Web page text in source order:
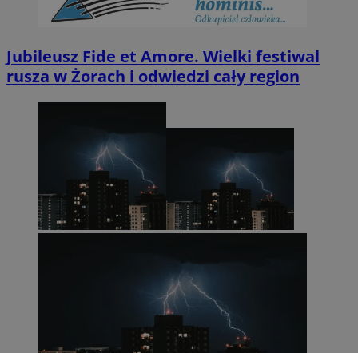
Jubileusz Fide et Amore. Wielki festiwal
rusza w Żorach i odwiedzi cały region